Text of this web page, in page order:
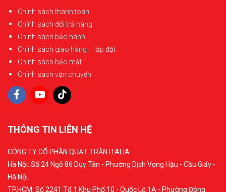
Chính sách thanh toán
Chính sách đổi trả hàng
Chính sách bảo hành
Chính sách giao hàng – lắp đặt
Chính sách bảo mật
Chính sách vận chuyển
THÔNG TIN LIÊN HỆ
CÔNG TY CỔ PHẦN QUẠT TRẦN ITALIA
Hà Nội: Số 24 Ngõ 86 Duy Tân - Phường Dịch Vọng Hậu - Cầu Giấy -
Hà Nội.
TP.HCM: Số 2241 Tổ 1 Khu Phố 10 - Quốc Lộ 1A - Phường Đông